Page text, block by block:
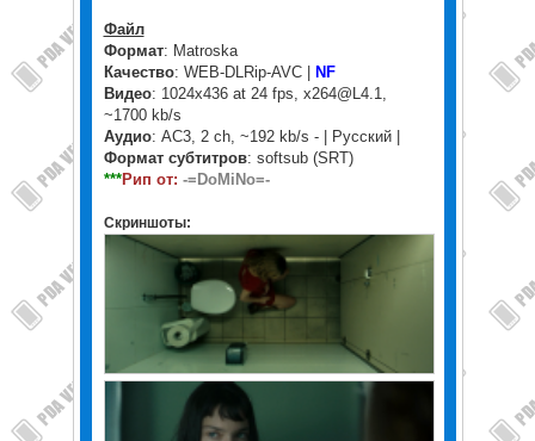
Файл
Формат: Matroska
Качество: WEB-DLRip-AVC |
NF
Видео: 1024x436 at 24 fps, x264@L4.1,
~1700 kb/s
Аудио: AC3, 2 ch, ~192 kb/s - | Русский |
Формат субтитров: softsub (SRT)
***Рип от: -=DoMiNo=-
Скриншоты: